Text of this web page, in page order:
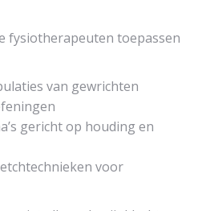
fysiotherapeuten toepassen
van gewrichten
gericht op houding en
voor